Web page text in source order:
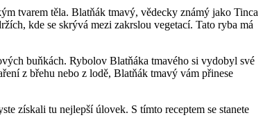
tvarem těla. Blatňák tmavý, vědecky známý jako Tinca
kde se skrývá mezi zakrslou vegetací. Tato ryba má
buňkách. Rybolov Blatňáka tmavého si vydobyl své
z břehu nebo z lodě, Blatňák tmavý vám přinese
získali tu nejlepší úlovek. S tímto receptem se stanete